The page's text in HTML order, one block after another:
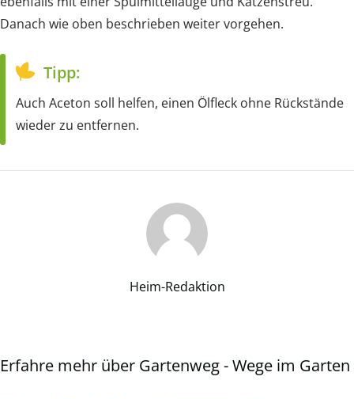
Danach wie oben beschrieben weiter vorgehen.
Tipp:
Auch Aceton soll helfen, einen Ölfleck ohne Rückstände
wieder zu entfernen.
Heim-Redaktion
Erfahre mehr über Gartenweg - Wege im Garten